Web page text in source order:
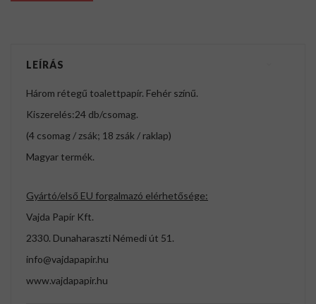
LEÍRÁS
Három rétegű toalettpapír. Fehér színű.
Kiszerelés:24 db/csomag.
(4 csomag / zsák; 18 zsák / raklap)
Magyar termék.
Gyártó/első EU forgalmazó elérhetősége:
Vajda Papír Kft.
2330. Dunaharaszti Némedi út 51.
info@vajdapapir.hu
www.vajdapapir.hu